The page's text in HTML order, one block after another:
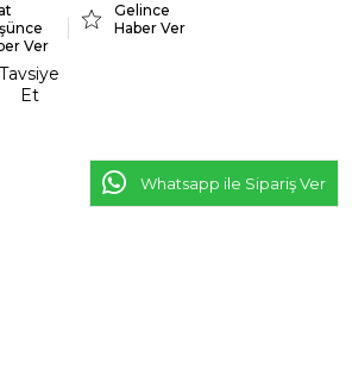
Ver
Gelince
Haber Ver
Tavsiye
Et
Whatsapp ile Sipariş Ver